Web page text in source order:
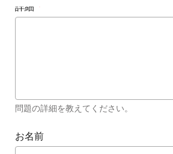
詳細
問題の詳細を教えてください。
お名前